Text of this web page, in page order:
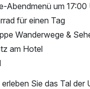
Abendmenü um 17:00
für einen Tag
Wanderwege &
am Hotel
Sie das Tal der